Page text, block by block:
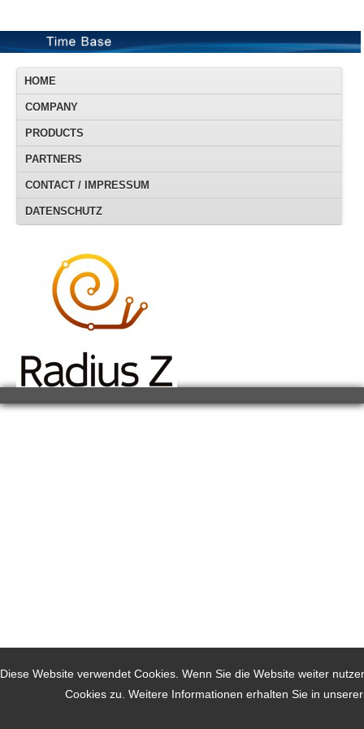
HOME
COMPANY
PRODUCTS
PARTNERS
CONTACT / IMPRESSUM
DATENSCHUTZ
Diese Website verwendet Cookies. Wenn Sie die Website weiter
Cookies zu. Weitere Informationen erhalten Sie in